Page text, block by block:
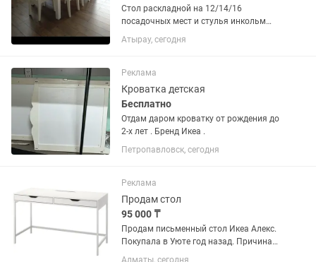
Стол раскладной на 12/14/16
посадочных мест и стулья инкольм
12шт ИКЕА. В хорошем состоянии.
Атырау, сегодня
Реклама
Кроватка детская
Бесплатно
Отдам даром кроватку от рождения до
2-х лет . Бренд Икеа .
Петропавловск, сегодня
Реклама
Продам стол
95 000 ₸
Продам письменный стол Икеа Алекс.
Покупала в Уюте год назад. Причина
продажи: Переезд. Стол почти новый.
Алматы, сегодня